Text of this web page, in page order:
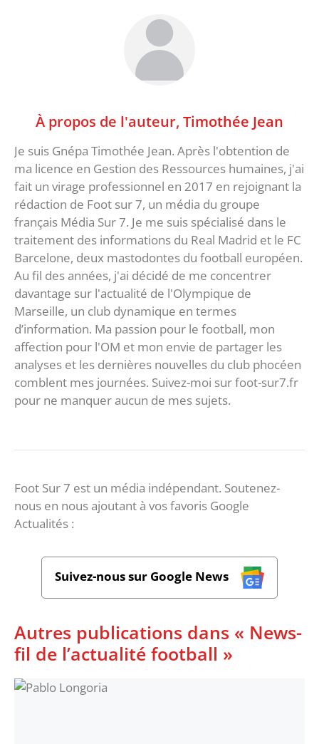
À propos de l'auteur, Timothée Jean
Je suis Gnépa Timothée Jean. Après l'obtention de
ma licence en Gestion des Ressources humaines, j'ai
fait un virage professionnel en 2017 en rejoignant la
rédaction de Foot sur 7, un média du groupe
français Média Sur 7. Je me suis spécialisé dans le
traitement des informations du Real Madrid et le FC
Barcelone, deux mastodontes du football européen.
Au fil des années, j'ai décidé de me concentrer
davantage sur l'actualité de l'Olympique de
Marseille, un club dynamique en termes
d’information. Ma passion pour le football, mon
affection pour l'OM et mon envie de partager les
analyses et les dernières nouvelles du club phocéen
comblent mes journées. Suivez-moi sur foot-sur7.fr
pour ne manquer aucun de mes sujets.
Foot Sur 7 est un média indépendant. Soutenez-
nous en nous ajoutant à vos favoris Google
Actualités :
Suivez-nous sur Google News
Autres publications dans « News-
fil de l’actualité football »